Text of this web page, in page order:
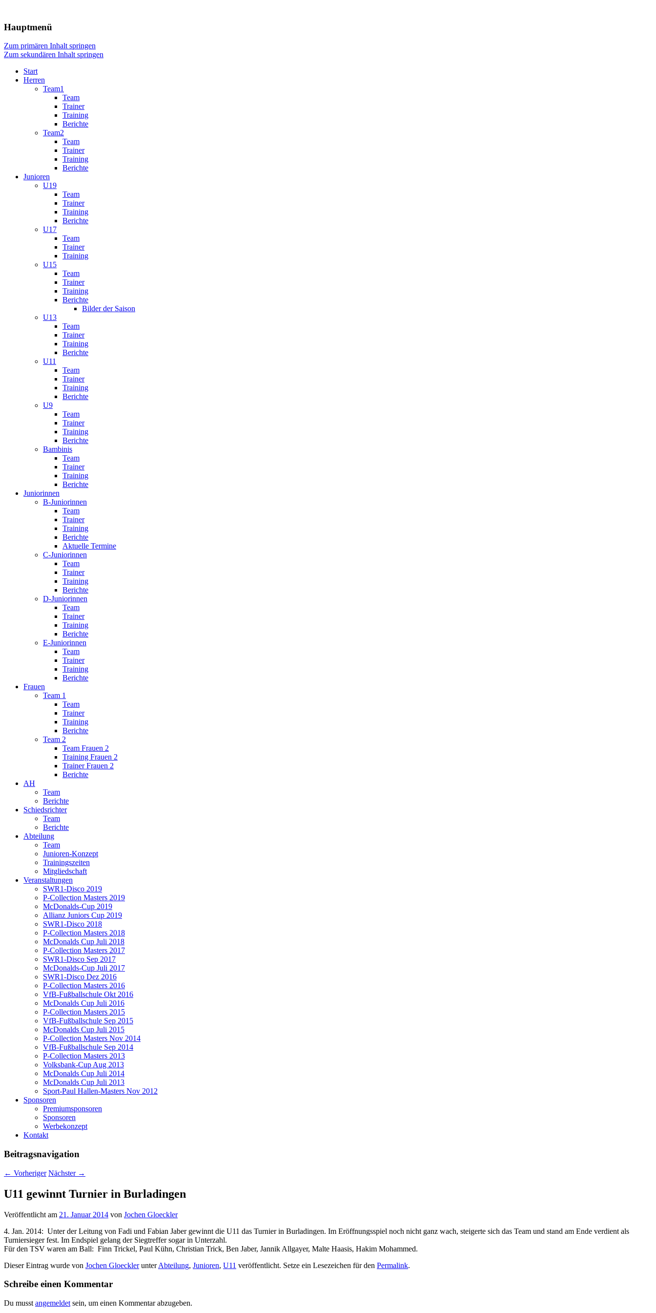
TSV Frommern-Dürrwangen Fussball
Hauptmenü
Zum primären Inhalt springen
Zum sekundären Inhalt springen
Start
Herren
Team1
Team
Trainer
Training
Berichte
Team2
Team
Trainer
Training
Berichte
Junioren
U19
Team
Trainer
Training
Berichte
U17
Team
Trainer
Training
U15
Team
Trainer
Training
Berichte
Bilder der Saison
U13
Team
Trainer
Training
Berichte
U11
Team
Trainer
Training
Berichte
U9
Team
Trainer
Training
Berichte
Bambinis
Team
Trainer
Training
Berichte
Juniorinnen
B-Juniorinnen
Team
Trainer
Training
Berichte
Aktuelle Termine
C-Juniorinnen
Team
Trainer
Training
Berichte
D-Juniorinnen
Team
Trainer
Training
Berichte
E-Juniorinnen
Team
Trainer
Training
Berichte
Frauen
Team 1
Team
Trainer
Training
Berichte
Team 2
Team Frauen 2
Training Frauen 2
Trainer Frauen 2
Berichte
AH
Team
Berichte
Schiedsrichter
Team
Berichte
Abteilung
Team
Junioren-Konzept
Trainingszeiten
Mitgliedschaft
Veranstaltungen
SWR1-Disco 2019
P-Collection Masters 2019
McDonalds-Cup 2019
Allianz Juniors Cup 2019
SWR1-Disco 2018
P-Collection Masters 2018
McDonalds Cup Juli 2018
P-Collection Masters 2017
SWR1-Disco Sep 2017
McDonalds-Cup Juli 2017
SWR1-Disco Dez 2016
P-Collection Masters 2016
VfB-Fußballschule Okt 2016
McDonalds Cup Juli 2016
P-Collection Masters 2015
VfB-Fußballschule Sep 2015
McDonalds Cup Juli 2015
P-Collection Masters Nov 2014
VfB-Fußballschule Sep 2014
P-Collection Masters 2013
Volksbank-Cup Aug 2013
McDonalds Cup Juli 2014
McDonalds Cup Juli 2013
Sport-Paul Hallen-Masters Nov 2012
Sponsoren
Premiumsponsoren
Sponsoren
Werbekonzept
Kontakt
Beitragsnavigation
← Vorheriger Nächster →
U11 gewinnt Turnier in Burladingen
Veröffentlicht am 21. Januar 2014 von Jochen Gloeckler
4. Jan. 2014: Unter der Leitung von Fadi und Fabian Jaber gewinnt die U11 das Turnier in Burladingen. Im Eröffnungsspiel noch nicht ganz wach, steigerte sich das Team und stand am Ende verdient als
Turniersieger fest. Im Endspiel gelang der Siegtreffer sogar in Unterzahl.
Für den TSV waren am Ball: Finn Trickel, Paul Kühn, Christian Trick, Ben Jaber, Jannik Allgayer, Malte Haasis, Hakim Mohammed.
Dieser Eintrag wurde von Jochen GloecklerunterAbteilung, Junioren, U11 veröffentlicht. Setze ein Lesezeichen für den Permalink.
Schreibe einen Kommentar
Du musst angemeldet sein, um einen Kommentar abzugeben.